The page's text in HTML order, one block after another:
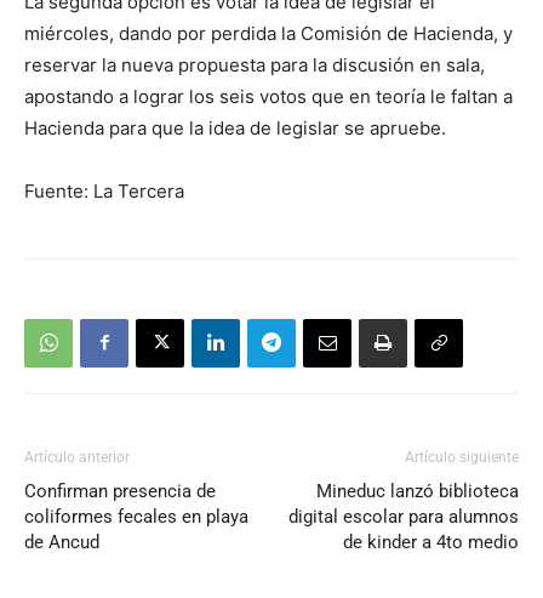
miércoles, dando por perdida la Comisión de Hacienda, y
reservar la nueva propuesta para la discusión en sala,
apostando a lograr los seis votos que en teoría le faltan a
Hacienda para que la idea de legislar se apruebe.
Fuente: La Tercera
Artículo anterior
Confirman presencia de
coliformes fecales en playa
de Ancud
Artículo siguiente
Mineduc lanzó biblioteca
digital escolar para alumnos
de kinder a 4to medio